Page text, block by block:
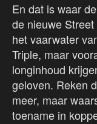
En dat is waar
de nieuwe Street
het vaarwater
Triple, maar
longinhoud
geloven. Reken
meer, maar
toename in